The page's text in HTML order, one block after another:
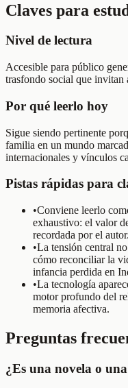
Claves para
Nivel de lectura
Accesible para público
trasfondo social que invitan
Por qué leerlo hoy
Sigue siendo pertinente
familia en un mundo
internacionales y vínculos
Pistas rápidas para
•Conviene leerlo
exhaustivo: el valor
recordada por el autor.
•La tensión central
cómo reconciliar la
infancia perdida en
•La tecnología
motor profundo del
memoria afectiva.
Preguntas
¿Es una novela o